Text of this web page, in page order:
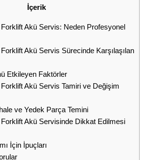
İçerik
Forklift Akü Servis: Neden Profesyonel
Akü Servis Sürecinde Karşılaşılan
Etkileyen Faktörler
Forklift Akü Servis Tamiri ve Değişim
ve Yedek Parça Temini
Forklift Akü Servisinde Dikkat Edilmesi
İçin İpuçları